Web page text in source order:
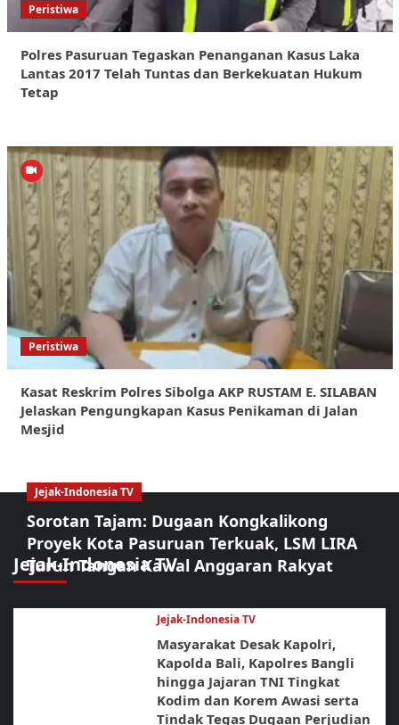
Peristiwa
Polres Pasuruan Tegaskan Penanganan Kasus Laka
Lantas 2017 Telah Tuntas dan Berkekuatan Hukum
Tetap
Peristiwa
Kasat Reskrim Polres Sibolga AKP RUSTAM E. SILABAN
Jelaskan Pengungkapan Kasus Penikaman di Jalan
Mesjid
Jejak-Indonesia TV
Jejak-Indonesia TV
Sorotan Tajam: Dugaan Kongkalikong
Proyek Kota Pasuruan Terkuak, LSM LIRA
Turun Tangan Kawal Anggaran Rakyat
Jejak-Indonesia TV
Masyarakat Desak Kapolri,
Kapolda Bali, Kapolres Bangli
hingga Jajaran TNI Tingkat
Kodim dan Korem Awasi serta
Tindak Tegas Dugaan Perjudian